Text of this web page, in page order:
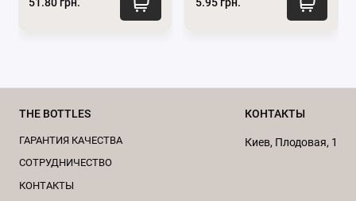
или другими микроорганизмами, что помогает
использования продукта. Поскольку много
косметических средств дорогостоящее,
экономное использование является важным
51.80 грн. 5.95 грн.
THE BOTTLES
ГАРАНТИЯ КАЧЕСТВА
CОТРУДНИЧЕСТВО
КОНТАКТЫ
КОНТАКТЫ
Киев, Плодовая, 1